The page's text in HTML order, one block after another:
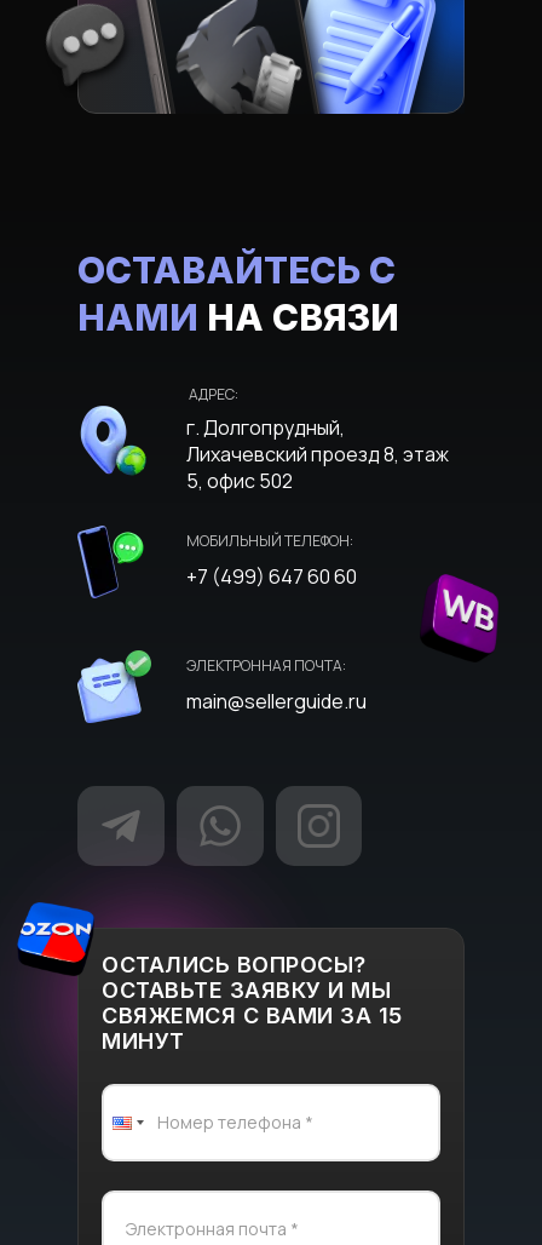
ОСТАВАЙТЕСЬ С
НАМИ НА СВЯЗИ
АДРЕС:
г. Долгопрудный,
Лихачевский проезд 8, этаж
5, офис 502
ОСТАЛИСЬ ВОПРОСЫ?
ОСТАВЬТЕ ЗАЯВКУ И МЫ
СВЯЖЕМСЯ С ВАМИ ЗА 15
МИНУТ
МОБИЛЬНЫЙ ТЕЛЕФОН:
+7 (499) 647 60 60
ЭЛЕКТРОННАЯ ПОЧТА:
main@sellerguide.ru